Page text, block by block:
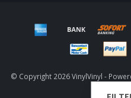
© Copyright 2026 VinylVinyl -